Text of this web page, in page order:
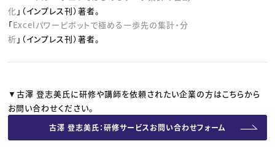
化 」（インプレス刊）著者。
「Excelパワーピボットで極める一歩先の集計・分
析 」（インプレス刊）著者。
▼古澤 登志美氏に研修や講師を依頼されたい企業の方はこちらから
お問い合わせください。
古澤 登志美氏：研修サービスお問い合わせフォーム